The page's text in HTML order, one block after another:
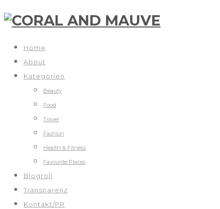
Home
About
Kategorien
Beauty
Food
Travel
Fashion
Health & Fitness
Favourite Places
Blogroll
Transparenz
Kontakt/PR